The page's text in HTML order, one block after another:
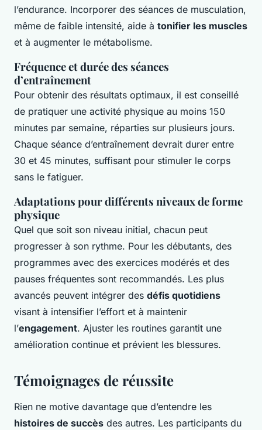
l’endurance. Incorporer des séances de musculation,
même de faible intensité, aide à tonifier les muscles
et à augmenter le métabolisme.
Fréquence et durée des séances
d’entraînement
Pour obtenir des résultats optimaux, il est conseillé
de pratiquer une activité physique au moins 150
minutes par semaine, réparties sur plusieurs jours.
Chaque séance d’entraînement devrait durer entre
30 et 45 minutes, suffisant pour stimuler le corps
sans le fatiguer.
Adaptations pour différents niveaux de forme
physique
Quel que soit son niveau initial, chacun peut
progresser à son rythme. Pour les débutants, des
programmes avec des exercices modérés et des
pauses fréquentes sont recommandés. Les plus
avancés peuvent intégrer des défis quotidiens
visant à intensifier l’effort et à maintenir
l’engagement. Ajuster les routines garantit une
amélioration continue et prévient les blessures.
Témoignages de réussite
Rien ne motive davantage que d’entendre les
histoires de succès des autres. Les participants du